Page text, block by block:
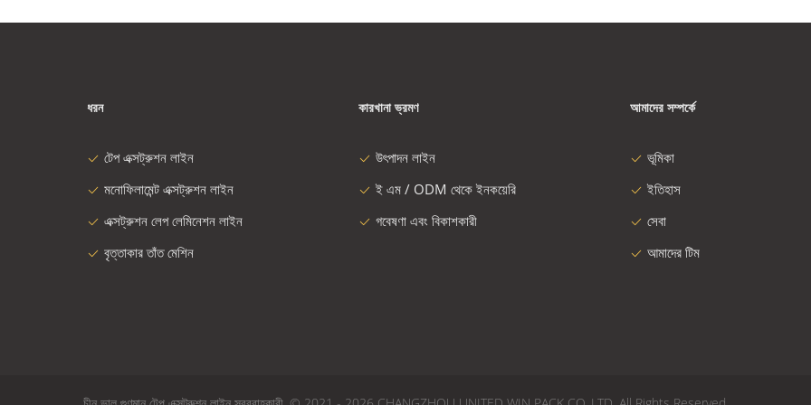
ধরন
টেপ এক্সট্রুশন লাইন
মনোফিলামেন্ট এক্সট্রুশন লাইন
এক্সট্রুশন লেপ লেমিনেশন লাইন
বৃত্তাকার তাঁত মেশিন
কারখানা ভ্রমণ
উৎপাদন লাইন
ই এম / ODM থেকে ইনকয়েরি
গবেষণা এবং বিকাশকারী
আমাদের সম্পর্কে
ভূমিকা
ইতিহাস
সেবা
আমাদের টিম